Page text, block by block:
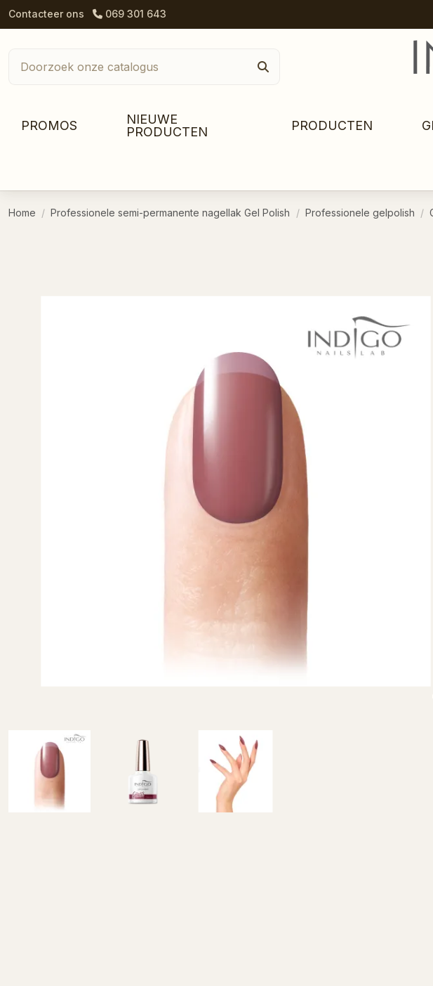
Contacteer ons 069 301 643
PROMOS
NIEUWE
PRODUCTEN
PRODUCTEN
Home Professionele semi-permanente nagellak Gel Polish Professionele gelpolish